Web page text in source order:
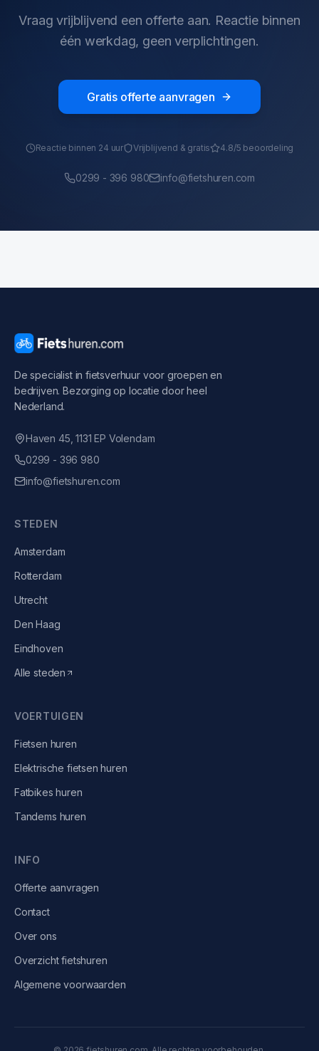
Vraag vrijblijvend een offerte aan. Reactie binnen
één werkdag, geen verplichtingen.
Gratis offerte aanvragen
Reactie binnen 24 uur Vrijblijvend & gratis 4.8/5 beoordeling
0299 - 396 980 info@fietshuren.com
De specialist in fietsverhuur voor groepen en
bedrijven. Bezorging op locatie door heel
Nederland.
Haven 45, 1131 EP Volendam
0299 - 396 980
info@fietshuren.com
STEDEN
Amsterdam
Rotterdam
Utrecht
Den Haag
Eindhoven
Alle steden
VOERTUIGEN
Fietsen huren
Elektrische fietsen huren
Fatbikes huren
Tandems huren
INFO
Offerte aanvragen
Contact
Over ons
Overzicht fietshuren
Algemene voorwaarden